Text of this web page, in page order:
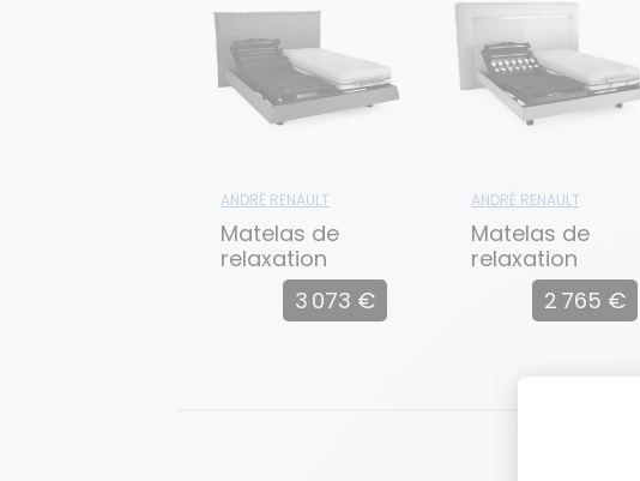
ANDRÉ RENAULT
Matelas de
relaxation
Angelina
3 073 €
ANDRÉ RENAULT
Matelas de
relaxation
Carolina
2 765 €